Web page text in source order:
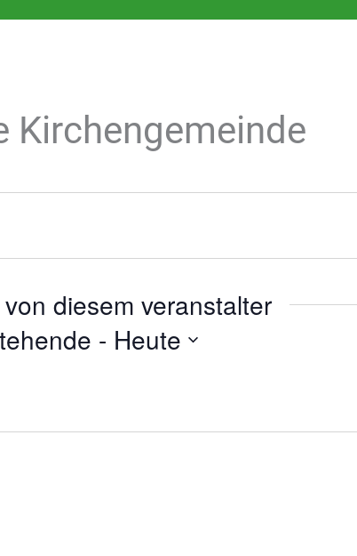
Kirchengemeinde
diesem veranstalter
- Heute